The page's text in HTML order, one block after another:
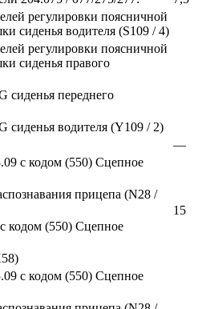
регулировки поясничной
сиденья водителя (S109 / 4)
регулировки поясничной
сиденья правого
переднего
водителя (Y109 / 2)
—
с кодом (550) Сцепное
15
прицепа (N28 /
кодом (550) Сцепное
с кодом (550) Сцепное